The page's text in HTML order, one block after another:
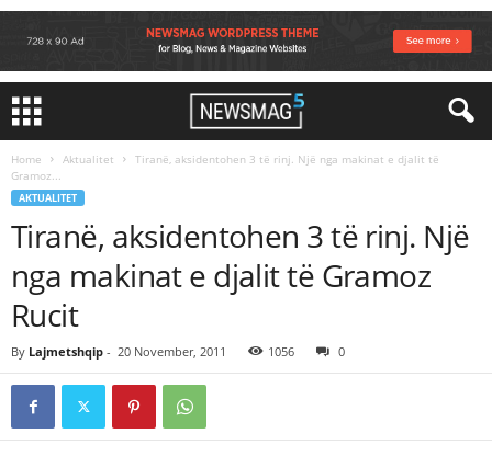
Home Aktualitet
Tiranë, aksidentohen 3 të rinj. Një nga makinat e djalit të
Gramoz...
AKTUALITET
Tiranë, aksidentohen 3 të rinj. Një
nga makinat e djalit të Gramoz
Rucit
By Lajmetshqip - 20 November, 2011 1056 0